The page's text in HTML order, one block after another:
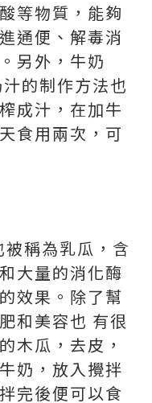
等物質，能夠
通便、解毒消
另外，牛奶
的制作方法也
成汁，在加牛
食用兩次，可
稱為乳瓜，含
大量的消化酶
效果。除了幫
和美容也 有很
木瓜，去皮，
奶，放入攪拌
完後便可以食